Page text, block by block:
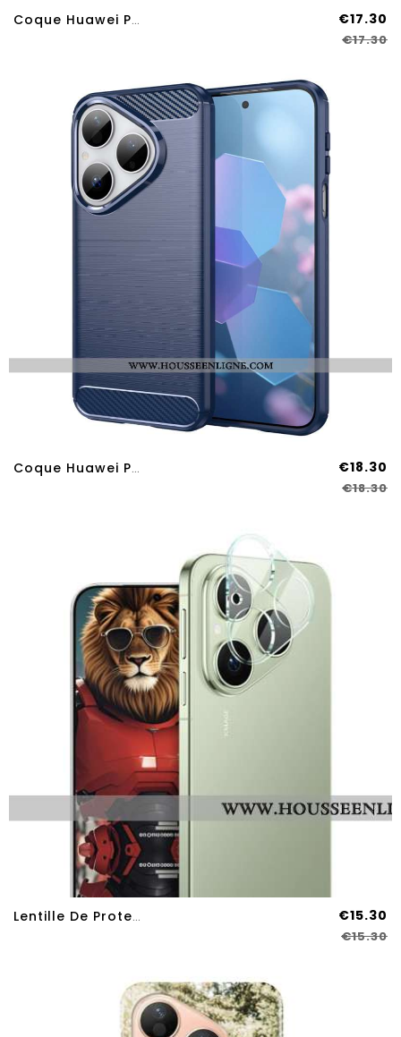
Coque Huawei Pura 80 Surface Caoutchoutée €17.30
€17.30
Coque Huawei Pura 80 Fibre Carbone Brossée €18.30
€18.30
Lentille De Protection En Verre Trempé Pour Huawei Pura 80 €15.30
€15.30